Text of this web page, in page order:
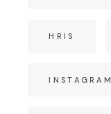
HRIS
INSTAGRAM